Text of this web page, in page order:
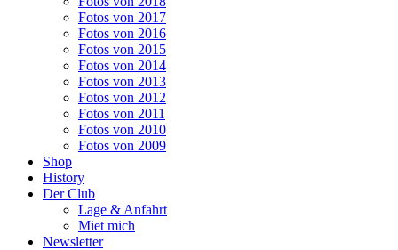
Fotos von 2017
Fotos von 2016
Fotos von 2015
Fotos von 2014
Fotos von 2013
Fotos von 2012
Fotos von 2011
Fotos von 2010
Fotos von 2009
Shop
History
Der Club
Lage & Anfahrt
Miet mich
Newsletter